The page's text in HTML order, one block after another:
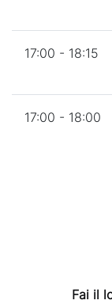
17:00 - 18:15
17:00 - 18:00
Fai il